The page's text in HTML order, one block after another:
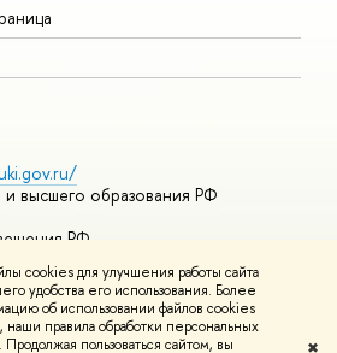
cookies для улучшения работы сайта
удобства его использования. Более
об использовании файлов cookies
, наши правила обработки персональных
. Продолжая пользоваться сайтом, вы ✖
высшего образования РФ
РФ
курсы